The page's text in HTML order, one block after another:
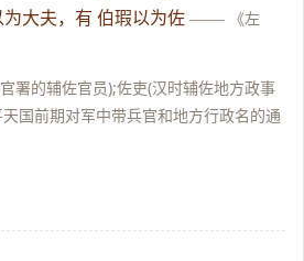
为大夫，有 伯瑕以为佐 ——
《左
署的辅佐官员);佐吏(汉时辅佐地方政事
国前期对军中带兵官和地方行政名的通